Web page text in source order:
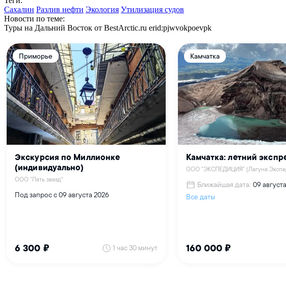
Сахалин Разлив нефти Экология Утилизация судов
Новости по теме:
Туры на Дальний Восток от BestArctic.ru erid:pjwvokpoevpk